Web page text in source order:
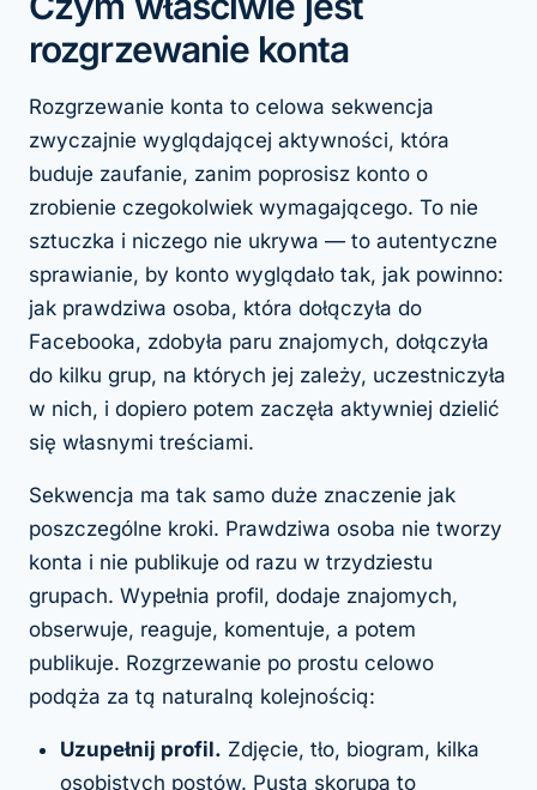
rozgrzewanie konta
Rozgrzewanie konta to celowa sekwencja
zwyczajnie wyglądającej aktywności, która
buduje zaufanie, zanim poprosisz konto o
zrobienie czegokolwiek wymagającego. To nie
sztuczka i niczego nie ukrywa — to autentyczne
sprawianie, by konto wyglądało tak, jak powinno:
jak prawdziwa osoba, która dołączyła do
Facebooka, zdobyła paru znajomych, dołączyła
do kilku grup, na których jej zależy, uczestniczyła
w nich, i dopiero potem zaczęła aktywniej dzielić
się własnymi treściami.
Sekwencja ma tak samo duże znaczenie jak
poszczególne kroki. Prawdziwa osoba nie tworzy
konta i nie publikuje od razu w trzydziestu
grupach. Wypełnia profil, dodaje znajomych,
obserwuje, reaguje, komentuje, a potem
publikuje. Rozgrzewanie po prostu celowo
podąża za tą naturalną kolejnością:
Uzupełnij profil. Zdjęcie, tło, biogram, kilka
osobistych postów. Pusta skorupa to